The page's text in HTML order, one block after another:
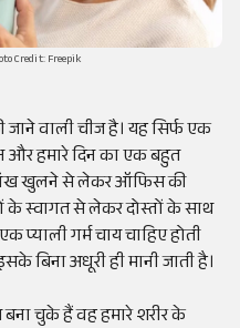
Credit: Freepik
जाने वाली चीज है। यह सिर्फ एक
और हमारे दिन का एक बहुत
आंख खुलने से लेकर ऑफिस की
के स्वागत से लेकर दोस्तों के साथ
गर्म चाय चाहिए होती
बिना अधूरी ही मानी जाती है।
चुके हैं वह हमारे शरीर के